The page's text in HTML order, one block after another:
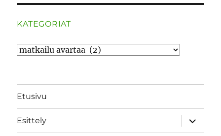
KATEGORIAT
Kategoriat
Etusivu
Esittely
näytä